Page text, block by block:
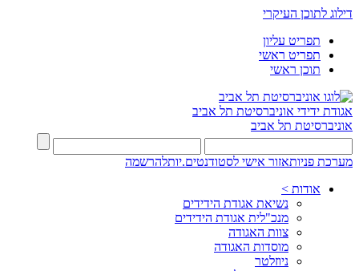
דילוג לתוכן העיקרי
תפריט עליון
תפריט ראשי
תוכן ראשי
אגודת ידידי אוניברסיטת תל אביב
אוניברסיטת תל אביב
מערכת פניותאזור אישי לסטודנטים.יותלהרשמה
אודות >
נשיאת אגודת הידידים
מנכ"לית אגודת הידידים
צוות האגודה
מוסדות האגודה
ניוזלטר